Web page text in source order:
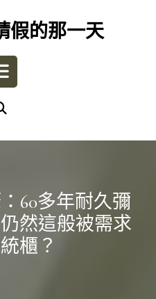
假的那一天
Open
60多年耐久彌
然這般被需求
櫃？